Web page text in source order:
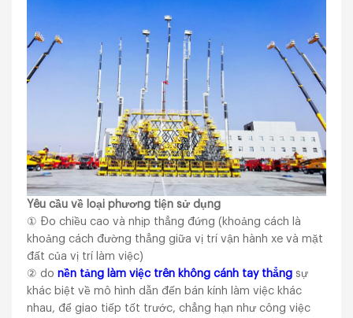
Yêu cầu về loại phương tiện sử dụng
① Đo chiều cao và nhịp thẳng đứng (khoảng cách là
khoảng cách đường thẳng giữa vị trí vận hành xe và mặt
đất của vị trí làm việc)
② do nền tảng làm việc trên không cánh tay thẳng sự
khác biệt về mô hình dẫn đến bán kính làm việc khác
nhau, để giao tiếp tốt trước, chẳng hạn như công việc